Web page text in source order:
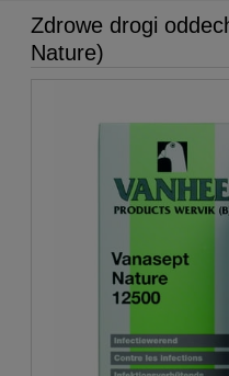
Zdrowe drogi
Nature)